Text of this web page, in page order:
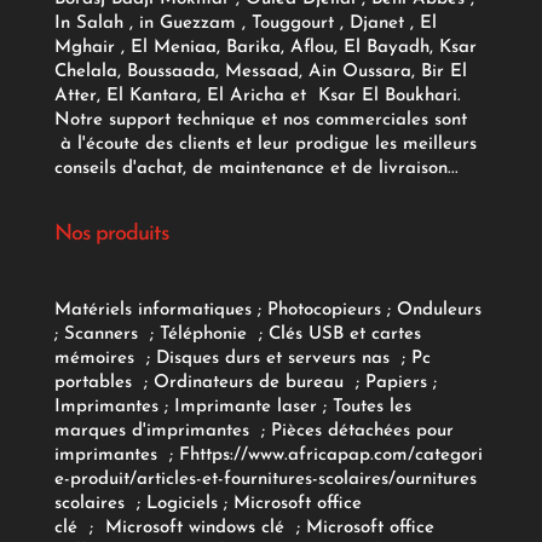
In Salah , in Guezzam , Touggourt , Djanet , El
Mghair , El Meniaa, Barika, Aflou, El Bayadh, Ksar
Chelala, Boussaada, Messaad, Ain Oussara, Bir El
Atter, El Kantara, El Aricha et Ksar El Boukhari.
Notre support technique et nos commerciales sont
à l'écoute des clients et leur prodigue les meilleurs
conseils d'achat, de maintenance et de livraison...
Nos produits
Matériels informatiques; Photocopieurs; Onduleurs
; Scanners ; Téléphonie ; Clés USB et cartes
mémoires
; Disques durs et serveurs nas ; Pc
portables
; Ordinateurs de bureau ; Papiers;
Imprimantes;Imprimante laser; Toutes les
marques d'imprimantes
; Pièces détachées pour
imprimantes
; Fhttps://www.africapap.com/categori
e-produit/articles-et-fournitures-scolaires/ournitures
scolaires; Logiciels ; Microsoft office
clé
; Microsoft windows clé; Microsoft office